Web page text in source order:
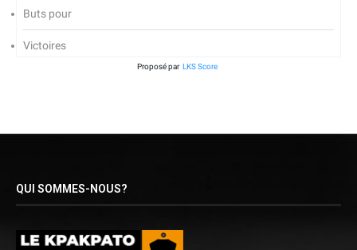
Buts pour
Victoires
Proposé par LKS Score
QUI SOMMES-NOUS?